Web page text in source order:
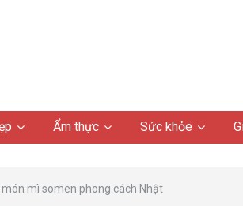
Ẩm thực Sức khỏe
mì somen phong cách Nhật